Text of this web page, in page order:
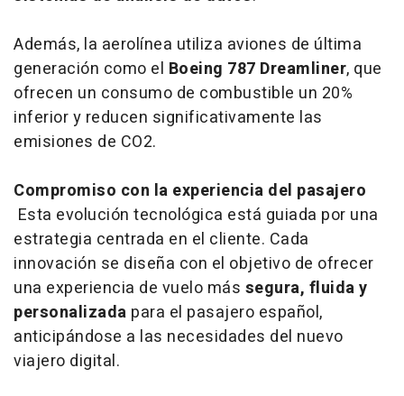
Además, la aerolínea utiliza aviones de última
generación como el Boeing 787 Dreamliner, que
ofrecen un consumo de combustible un 20%
inferior y reducen significativamente las
emisiones de CO2.
Compromiso con la experiencia del pasajero
Esta evolución tecnológica está guiada por una
estrategia centrada en el cliente. Cada
innovación se diseña con el objetivo de ofrecer
una experiencia de vuelo más segura, fluida y
personalizada para el pasajero español,
anticipándose a las necesidades del nuevo
viajero digital.